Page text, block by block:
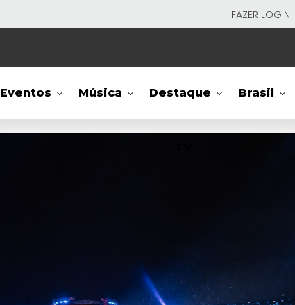
FAZER LOGIN
Eventos Música Destaque Brasil